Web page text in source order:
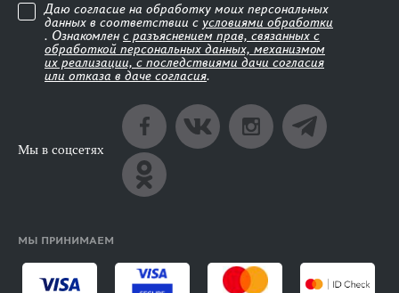
Даю согласие на обработку моих персональных
данных в соответствии с условиями обработки
. Ознакомлен с разъяснением прав, связанных с
обработкой персональных данных, механизмом
их реализации, с последствиями дачи согласия
или отказа в даче согласия.
Мы в соцсетях
МЫ ПРИНИМАЕМ